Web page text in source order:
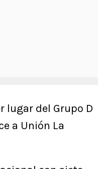
lugar del Grupo D
a Unión La